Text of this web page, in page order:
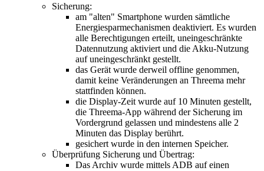
Sicherung:
am "alten" Smartphone wurden sämtliche
Energiesparmechanismen deaktiviert. Es wurden
alle Berechtigungen erteilt, uneingeschränkte
Datennutzung aktiviert und die Akku-Nutzung
auf uneingeschränkt gestellt.
das Gerät wurde derweil offline genommen,
damit keine Veränderungen an Threema mehr
stattfinden können.
die Display-Zeit wurde auf 10 Minuten gestellt,
die Threema-App während der Sicherung im
Vordergrund gelassen und mindestens alle 2
Minuten das Display berührt.
gesichert wurde in den internen Speicher.
Überprüfung Sicherung und Übertrag:
Das Archiv wurde mittels ADB auf einen